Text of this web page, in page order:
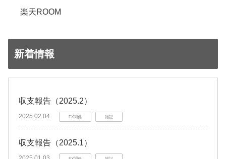
楽天ROOM
新着情報
収支報告（2025.2）
2025.02.04 FX関係 雑記
収支報告（2025.1）